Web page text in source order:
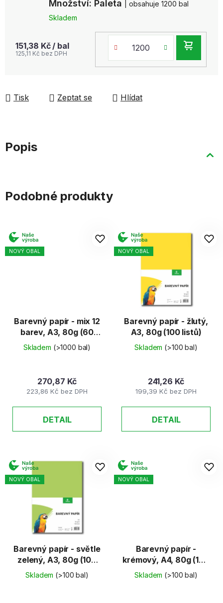
Množství: Paleta
| obsahuje 1200 bal
Skladem
151,38 Kč / bal
125,11 Kč bez DPH
Tisk Zeptat se Hlídat
Popis
Podobné produkty
NOVÝ OBAL
Barevný papír - mix 12
barev, A3, 80g (60
listů)
Skladem (>1000 bal)
223,86 Kč bez DPH
270,87 Kč
DETAIL
NOVÝ OBAL
Barevný papír - žlutý,
A3, 80g (100 listů)
Skladem (>100 bal)
199,39 Kč bez DPH
241,26 Kč
DETAIL
NOVÝ OBAL
Barevný papír - světle
zelený, A3, 80g (100
listů)
Skladem (>100 bal)
NOVÝ OBAL
Barevný papír -
krémový, A4, 80g (100
listů)
Skladem (>100 bal)